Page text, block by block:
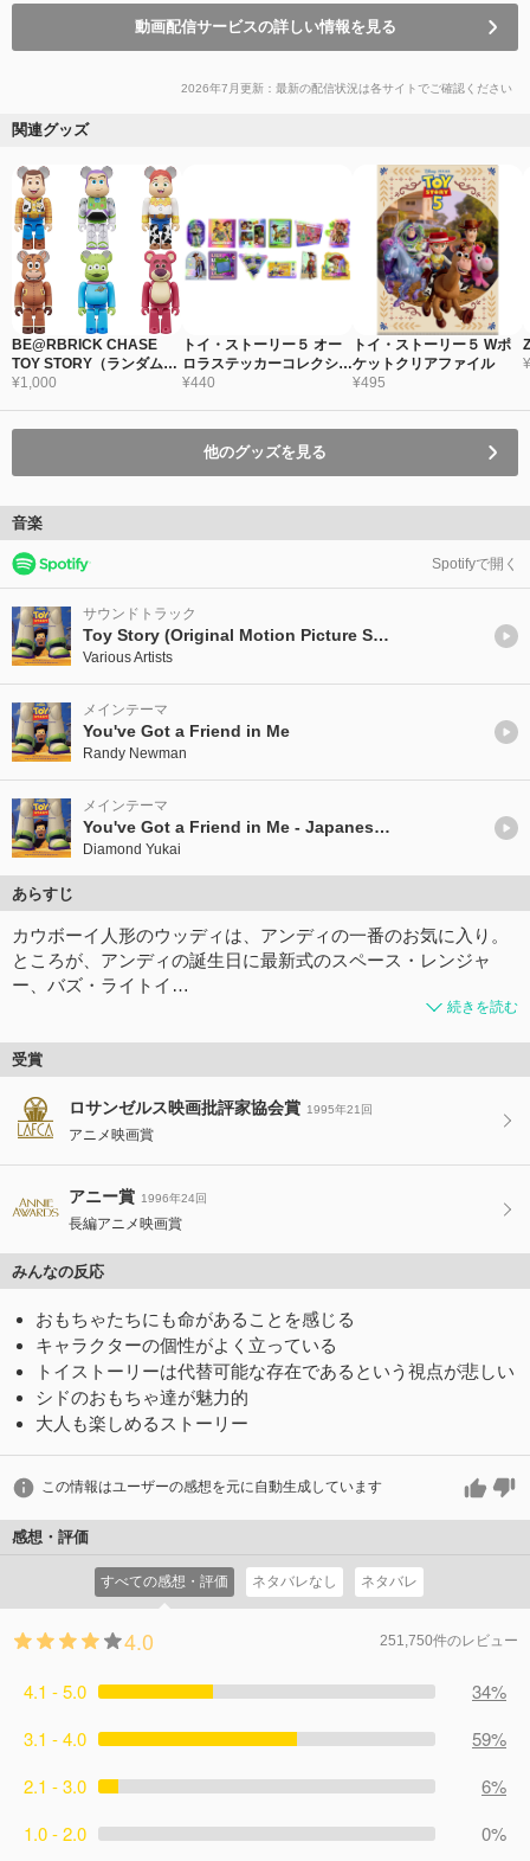
動画配信サービスの詳しい情報を見る
2026年7月更新：最新の配信状況は各サイトでご確認ください
関連グッズ
BE@RBRICK CHASE
TOY STORY（ランダム全
6種）
¥1,000
トイ・ストーリー５ オー
ロラステッカーコレクショ
ン（ランダム全12種）
¥440
トイ・ストーリー５ Wポ
ケットクリアファイル
¥495
他のグッズを見る
音楽
Spotifyで開く
サウンドトラック
Toy Story (Original Motion Picture Soundtrack/Japan Release Version)
Various Artists
メインテーマ
You've Got a Friend in Me
Randy Newman
メインテーマ
You've Got a Friend in Me - Japanese Version
Diamond Yukai
あらすじ
カウボーイ人形のウッディは、アンディの一番のお気に入り。
ところが、アンディの誕生日に最新式のスペース・レンジャ
ー、バズ・ライトイ…
続きを読む
受賞
ロサンゼルス映画批評家協会賞 1995年21回
アニメ映画賞
アニー賞 1996年24回
長編アニメ映画賞
みんなの反応
おもちゃたちにも命があることを感じる
キャラクターの個性がよく立っている
トイストーリーは代替可能な存在であるという視点が悲しい
シドのおもちゃ達が魅力的
大人も楽しめるストーリー
この情報はユーザーの感想を元に自動生成しています
感想・評価
すべての感想・評価 ネタバレなし ネタバレ
4.0 251,750件のレビュー
4.1 - 5.0
34%
3.1 - 4.0
59%
2.1 - 3.0
6%
1.0 - 2.0
0%